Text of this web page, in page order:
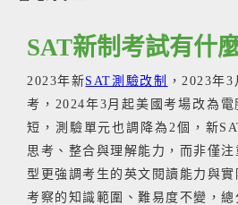
SAT新制考試有什
2023年新SAT測驗改制
，2023年
考，2024年3月起美國考場改為
短，測驗單元也調降為2個，新
思考、整合與理解能力，而非僅
型更強調考生的英文閱讀能力與
考察的知識範圍、難易度不變，總